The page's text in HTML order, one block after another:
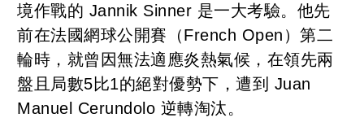
境作戰的 Jannik Sinner 是一大考驗。他先
前在法國網球公開賽（French Open）第二
輪時，就曾因無法適應炎熱氣候，在領先兩
盤且局數5比1的絕對優勢下，遭到 Juan
Manuel Cerundolo 逆轉淘汰。